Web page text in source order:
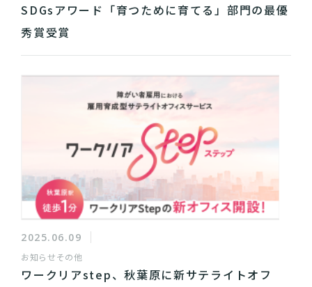
SDGsアワード「育つために育てる」部門の最優
秀賞受賞
2025.06.09
お知らせその他
ワークリアstep、秋葉原に新サテライトオフ